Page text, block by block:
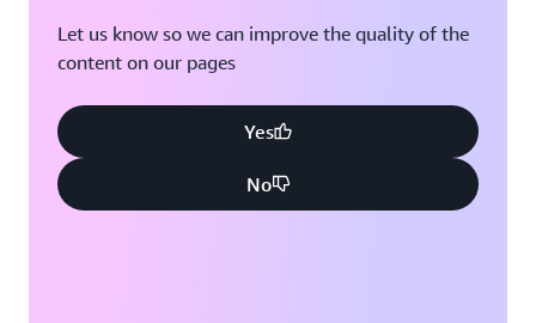
Let us know so we can improve the quality of the
content on our pages
Yes
No